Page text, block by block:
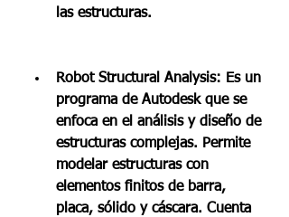
las estructuras.
Robot Structural Analysis: Es un
programa de Autodesk que se
enfoca en el análisis y diseño de
estructuras complejas. Permite
modelar estructuras con
elementos finitos de barra,
placa, sólido y cáscara. Cuenta